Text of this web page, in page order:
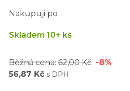
Nakupuji po
Skladem 10+ ks
Běžná cena: 62,00 Kč -8%
56,87 Kč s DPH